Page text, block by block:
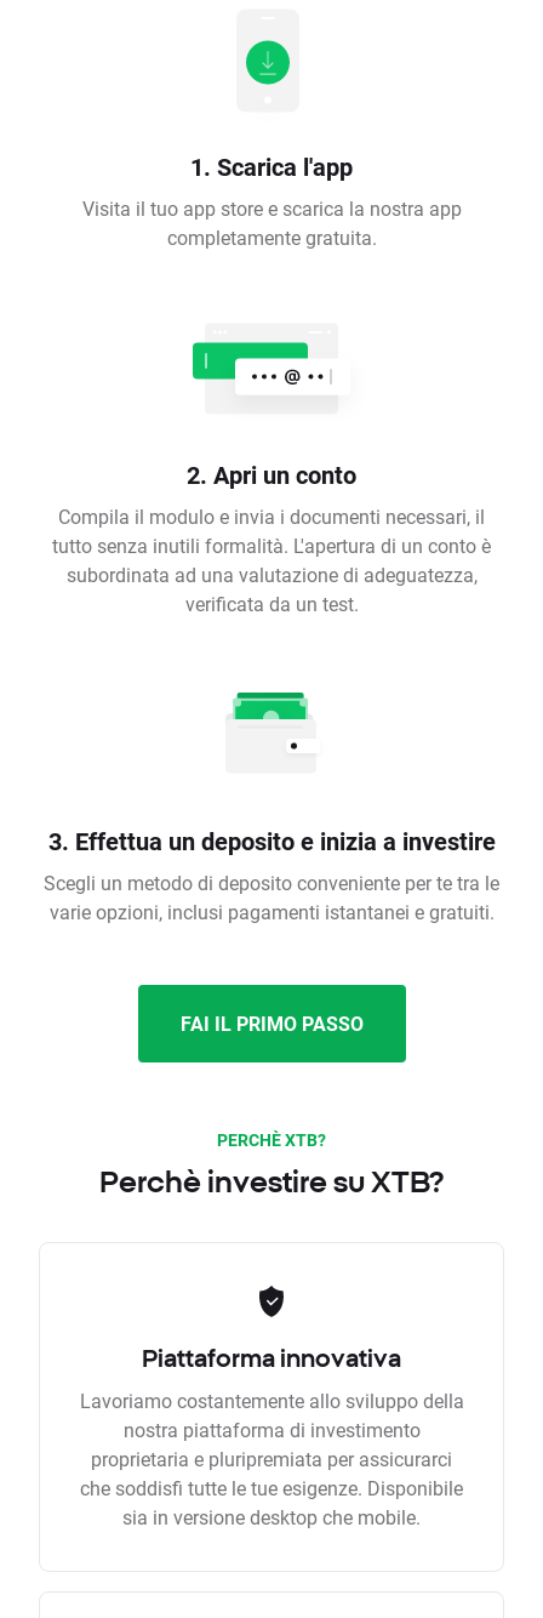
1. Scarica l'app
Visita il tuo app store e scarica la nostra app
completamente gratuita.
2. Apri un conto
Compila il modulo e invia i documenti necessari, il
tutto senza inutili formalità. L'apertura di un conto è
subordinata ad una valutazione di adeguatezza,
verificata da un test.
3. Effettua un deposito e inizia a investire
Scegli un metodo di deposito conveniente per te tra le
varie opzioni, inclusi pagamenti istantanei e gratuiti.
FAI IL PRIMO PASSO
PERCHÈ XTB?
Perchè investire su XTB?
Piattaforma innovativa
Lavoriamo costantemente allo sviluppo della
nostra piattaforma di investimento
proprietaria e pluripremiata per assicurarci
che soddisfi tutte le tue esigenze. Disponibile
sia in versione desktop che mobile.